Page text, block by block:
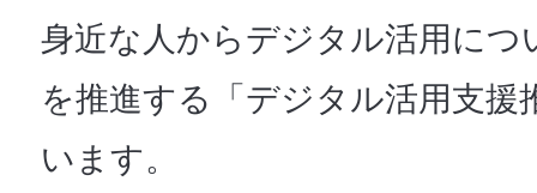
身近な人からデジタル活用につ
を推進する「デジタル活用支援
います。